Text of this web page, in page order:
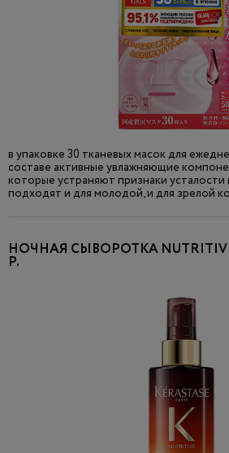
в упаковке 30 тканевых масок для
составе активные увлажняющие
которые устраняют признаки усталости
подходят и для молодой, и для зрелой
НОЧНАЯ СЫВОРОТКА NUTRITIVE,
Р.